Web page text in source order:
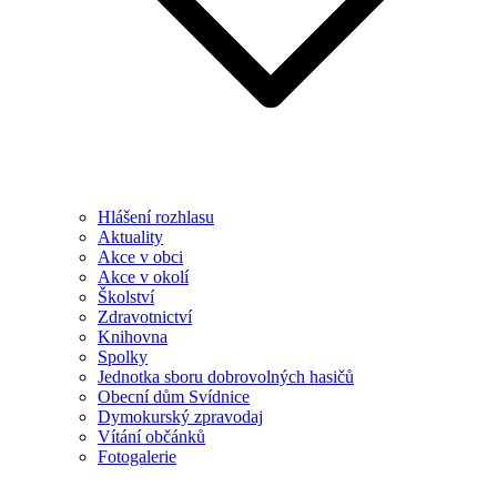
Hlášení rozhlasu
Aktuality
Akce v obci
Akce v okolí
Školství
Zdravotnictví
Knihovna
Spolky
Jednotka sboru dobrovolných hasičů
Obecní dům Svídnice
Dymokurský zpravodaj
Vítání občánků
Fotogalerie